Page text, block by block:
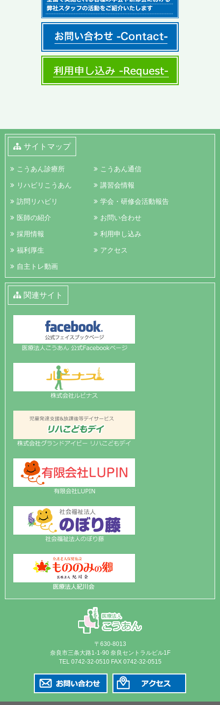
サイトマップ
こうあん診療所
リハビリこうあん
訪問リハビリ
医師の紹介
採用情報
福利厚生
自主トレ動画
こうあん通信
講習会情報
学会・研修会活動報告
お問い合わせ
利用申し込み
アクセス
関連サイト
〒630-8013
奈良市三条大路1-1-90 奈良セントラルビル1F
TEL 0742-32-0510 FAX 0742-32-0515